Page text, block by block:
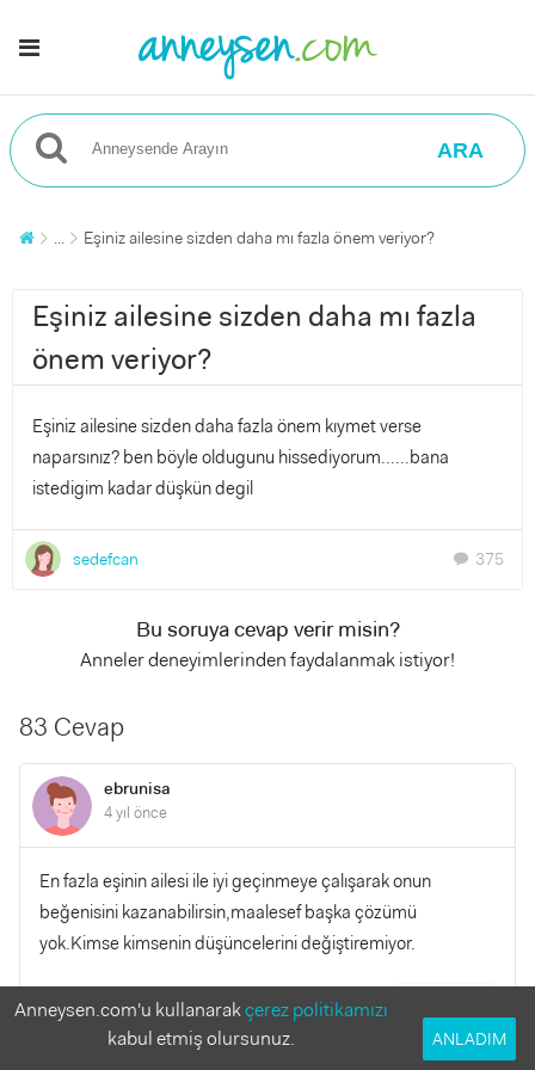
ARA
... Eşiniz ailesine sizden daha mı fazla önem veriyor?
Eşiniz ailesine sizden daha mı fazla
önem veriyor?
Eşiniz ailesine sizden daha fazla önem kıymet verse
naparsınız? ben böyle oldugunu hissediyorum......bana
istedigim kadar düşkün degil
sedefcan chat 375
Bu soruya cevap verir misin?
Anneler deneyimlerinden faydalanmak istiyor!
83 Cevap
ebrunisa
4 yıl önce
En fazla eşinin ailesi ile iyi geçinmeye çalışarak onun
beğenisini kazanabilirsin,maalesef başka çözümü
yok.Kimse kimsenin düşüncelerini değiştiremiyor.
0 0
Anneysen.com'u kullanarakçerez politikamızı
kabul etmiş olursunuz.
ANLADIM